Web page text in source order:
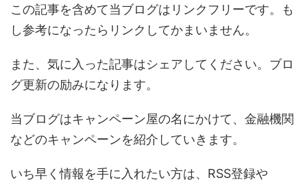
この記事を含めて当ブログはリンクフリーです。も
し参考になったらリンクしてかまいません。
また、気に入った記事はシェアしてください。ブロ
グ更新の励みになります。
当ブログはキャンペーン屋の名にかけて、金融機関
などのキャンペーンを紹介していきます。
いち早く情報を手に入れたい方は、RSS登録や